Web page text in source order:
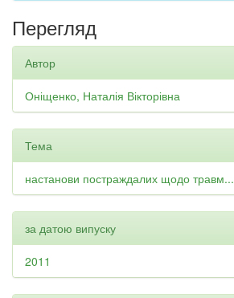
Перегляд
Автор
Оніщенко, Наталія Вікторівна
Тема
настанови постраждалих щодо травм...
за датою випуску
2011